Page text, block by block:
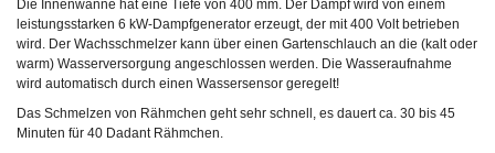
Die Innenwanne hat eine Tiefe von 400 mm. Der Dampf wird von einem
leistungsstarken 6 kW-Dampfgenerator erzeugt, der mit 400 Volt betrieben
wird. Der Wachsschmelzer kann über einen Gartenschlauch an die (kalt oder
warm) Wasserversorgung angeschlossen werden. Die Wasseraufnahme
wird automatisch durch einen Wassersensor geregelt!
Das Schmelzen von Rähmchen geht sehr schnell, es dauert ca. 30 bis 45
Minuten für 40 Dadant Rähmchen.